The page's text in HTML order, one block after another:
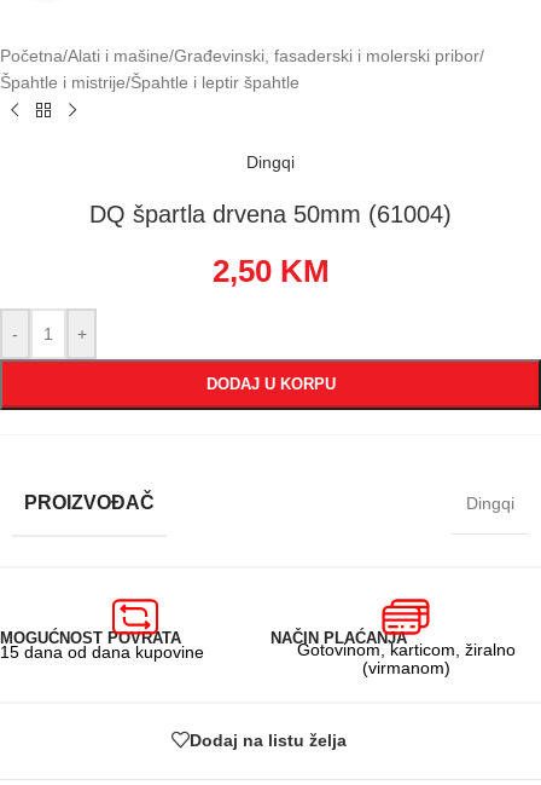
Početna/Alati i mašine/Građevinski, fasaderski i molerski pribor/
Špahtle i mistrije/Špahtle i leptir špahtle
Dingqi
DQ špartla drvena 50mm (61004)
2,50 KM
- +
DODAJ U KORPU
PROIZVOĐAČ Dingqi
MOGUĆNOST POVRATA
15 dana od dana kupovine
NAČIN PLAĆANJA
Gotovinom, karticom, žiralno
(virmanom)
Dodaj na listu želja